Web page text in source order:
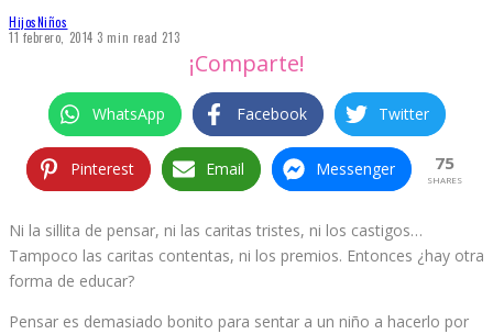
HijosNiños
11 febrero, 2014 3 min read 213
¡Comparte!
WhatsApp Facebook Twitter
Pinterest Email Messenger 75
SHARES
Ni la sillita de pensar, ni las caritas tristes, ni los castigos…
Tampoco las caritas contentas, ni los premios. Entonces ¿hay otra
forma de educar?
Pensar es demasiado bonito para sentar a un niño a hacerlo por